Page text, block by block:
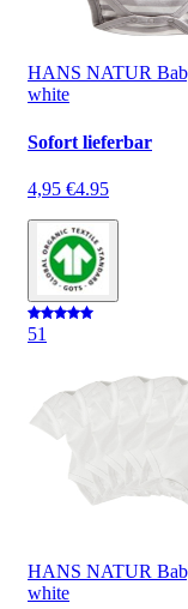
HANS NATUR
white
Sofort lieferbar
4,95 €4.95
51
HANS NATUR
white